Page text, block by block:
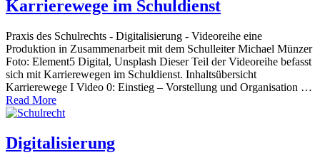
Karrierewege im Schuldienst
Praxis des Schulrechts - Digitalisierung - Videoreihe eine
Produktion in Zusammenarbeit mit dem Schulleiter Michael Münzer
Foto: Element5 Digital, Unsplash Dieser Teil der Videoreihe befasst
sich mit Karrierewegen im Schuldienst. Inhaltsübersicht
Karrierewege I Video 0: Einstieg – Vorstellung und Organisation …
Read More
Digitalisierung